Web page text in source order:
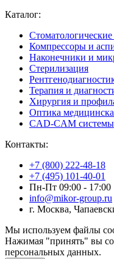
Каталог:
Компрессоры и
Наконечники и
Стерилизация
Терапия и
Хирургия и
Оптика
CAD-CAM системы
Контакты:
+7 (800) 222-48-18
+7 (495) 101-40-01
Пн-Пт 09:00 - 17:00
info@mikor-group.ru
г. Москва,
Мы используем файлы
Нажимая "принять" вы
персональных данных.